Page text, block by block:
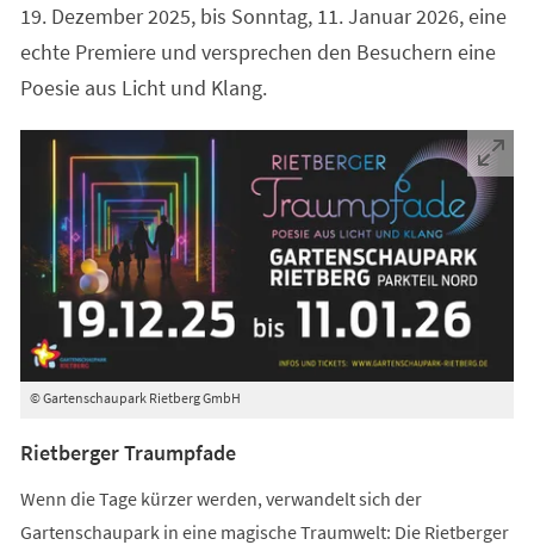
19. Dezember 2025, bis Sonntag, 11. Januar 2026, eine
echte Premiere und versprechen den Besuchern eine
Poesie aus Licht und Klang.
© Gartenschaupark Rietberg GmbH
Rietberger Traumpfade
Wenn die Tage kürzer werden, verwandelt sich der
Gartenschaupark in eine magische Traumwelt: Die Rietberger